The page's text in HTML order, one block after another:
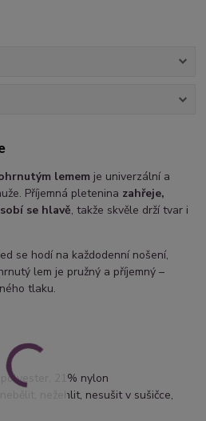
lemem je univerzální a
Příjemná pletenina zahřeje,
se hlavě, takže skvěle drží tvar i
se hodí na každodenní nošení,
lem je pružný a příjemný –
tlaku.
21% nylon
, nebělit, nežehlit, nesušit v sušičce,